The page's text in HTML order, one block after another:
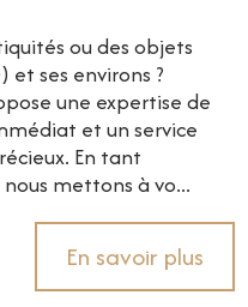
ou des objets
et ses environs ?
une expertise de
et un service
En tant
mettons à vo...
En savoir plus